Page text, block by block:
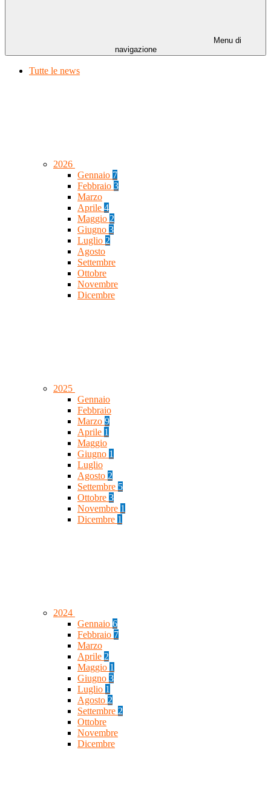
Menu di
navigazione
Tutte le news
2026
Gennaio 7
Febbraio 3
Marzo
Aprile 4
Maggio 2
Giugno 3
Luglio 2
Agosto
Settembre
Ottobre
Novembre
Dicembre
2025
Gennaio
Febbraio
Marzo 9
Aprile 1
Maggio
Giugno 1
Luglio
Agosto 2
Settembre 5
Ottobre 3
Novembre 1
Dicembre 1
2024
Gennaio 6
Febbraio 7
Marzo
Aprile 2
Maggio 1
Giugno 3
Luglio 1
Agosto 2
Settembre 2
Ottobre
Novembre
Dicembre